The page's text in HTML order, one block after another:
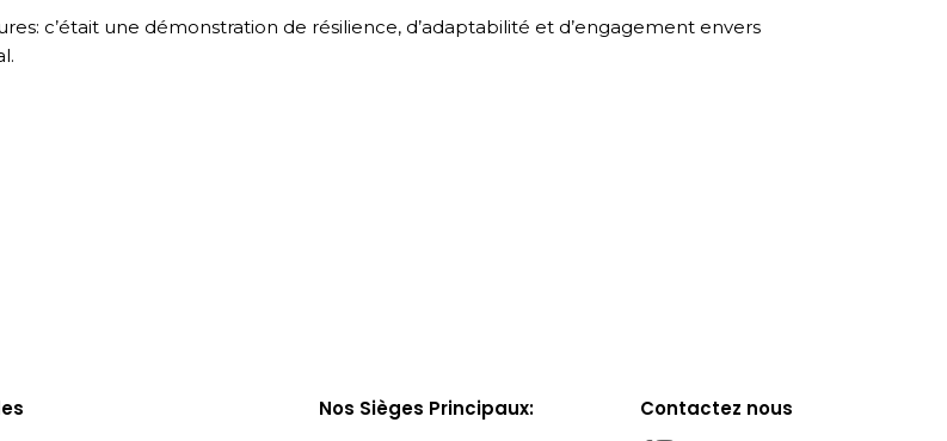
c’était une démonstration de résilience, d’adaptabilité et d’engagement envers
Nos Sièges Principaux: Contactez nous